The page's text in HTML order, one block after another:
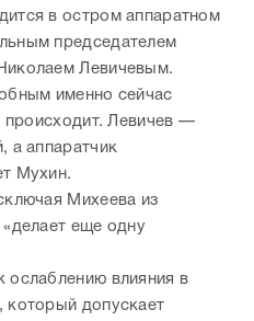
в остром аппаратном
председателем
Левичевым.
именно сейчас
происходит. Левичев —
а аппаратчик
Мухин.
Михеева из
еще одну
влияния в
который допускает